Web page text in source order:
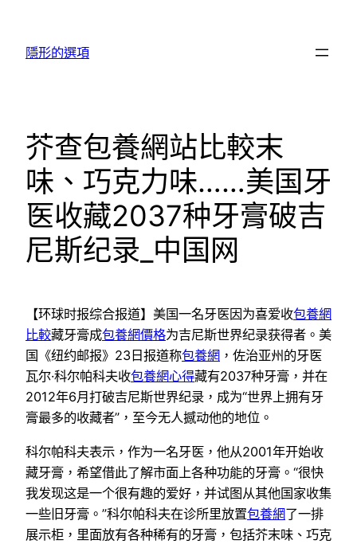
隱形的選項
芥查包養網站比較末
味、巧克力味……美国牙
医收藏2037种牙膏破吉
尼斯纪录_中国网
【环球时报综合报道】美国一名牙医因为喜爱收包養網
比較藏牙膏成包養網價格为吉尼斯世界纪录获得者。美
国《纽约邮报》23日报道称包養網 ，佐治亚州的牙医
瓦尔·科尔帕科夫收包養網心得藏有2037种牙膏，并在
2012年6月打破吉尼斯世界纪录，成为“世界上拥有牙
膏最多的收藏者”，至今无人撼动他的地位。
科尔帕科夫表示，作为一名牙医，他从2001年开始收
藏牙膏，希望借此了解市面上各种功能的牙膏。“很快
我发现这是一个很有趣的爱好，并试图从其他国家收集
一些旧牙膏。”科尔帕科夫在诊所里放置包養網了一排
展示柜，里面放有各种稀有的牙膏，包括芥末味、巧克